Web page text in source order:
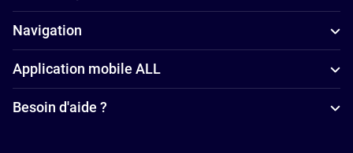
Navigation
Application mobile ALL
Besoin d'aide ?